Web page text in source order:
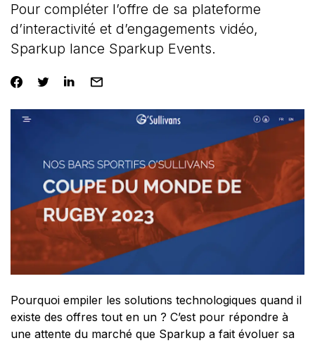
Pour compléter l’offre de sa plateforme
d’interactivité et d’engagements vidéo,
Sparkup lance Sparkup Events.
Pourquoi empiler les solutions technologiques quand il
existe des offres tout en un ? C’est pour répondre à
une attente du marché que Sparkup a fait évoluer sa